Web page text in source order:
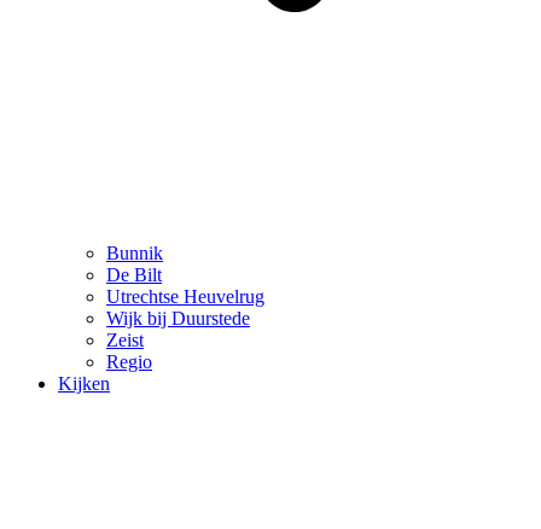
Bunnik
De Bilt
Utrechtse Heuvelrug
Wijk bij Duurstede
Zeist
Regio
Kijken